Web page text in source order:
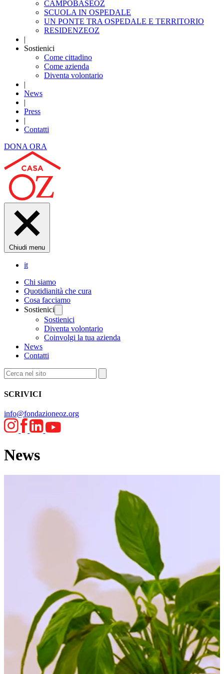
CAMPOBASEOZ
SCUOLA IN OSPEDALE
UN PONTE TRA OSPEDALE E TERRITORIO
RESIDENZEOZ
|
Sostienici
Come cittadino
Come azienda
Diventa volontario
|
News
|
Press
|
Contatti
DONA ORA
Chiudi menu
it
Chi siamo
Quotidianità che cura
Cosa facciamo
Sostienici
Sostienici
Diventa volontario
Coinvolgi la tua azienda
News
Contatti
SCRIVICI
info@fondazioneoz.org
News